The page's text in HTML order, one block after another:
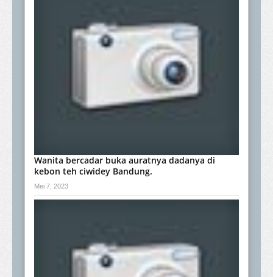
Wanita bercadar buka auratnya dadanya di
kebon teh ciwidey Bandung.
Mei 7, 2023